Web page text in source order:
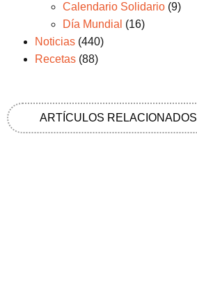
Calendario Solidario(9)
Día Mundial (16)
Noticias(440)
Recetas(88)
ARTÍCULOS RELACIONADOS